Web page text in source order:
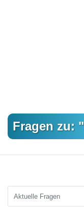
Fragen zu: